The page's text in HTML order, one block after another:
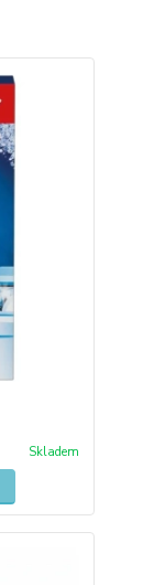
Skladem